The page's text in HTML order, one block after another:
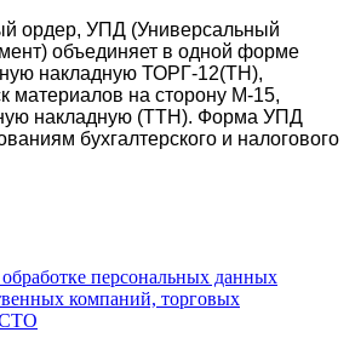
ордер, УПД (Универсальный
объединяет в одной форме
накладную ТОРГ-12(ТН),
материалов на сторону М-15,
накладную (ТТН). Форма УПД
бухгалтерского и налогового
персональных данных
компаний, торговых
СТО